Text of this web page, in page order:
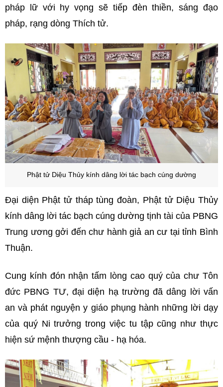
pháp lữ với hy vọng sẽ tiếp đèn thiền, sáng đạo
pháp, rạng dòng Thích tử.
Phật tử Diệu Thủy kính dâng lời tác bạch cúng dường
Đại diện Phật tử tháp tùng đoàn, Phật tử Diệu Thủy
kính dâng lời tác bạch cúng dường tịnh tài của PBNG
Trung ương gởi đến chư hành giả an cư tại tỉnh Bình
Thuận.
Cung kính đón nhận tấm lòng cao quý của chư Tôn
đức PBNG TƯ, đại diện hạ trường đã dâng lời vấn
an và phát nguyện y giáo phụng hành những lời dạy
của quý Ni trưởng trong việc tu tập cũng như thực
hiện sứ mệnh thượng cầu - hạ hóa.